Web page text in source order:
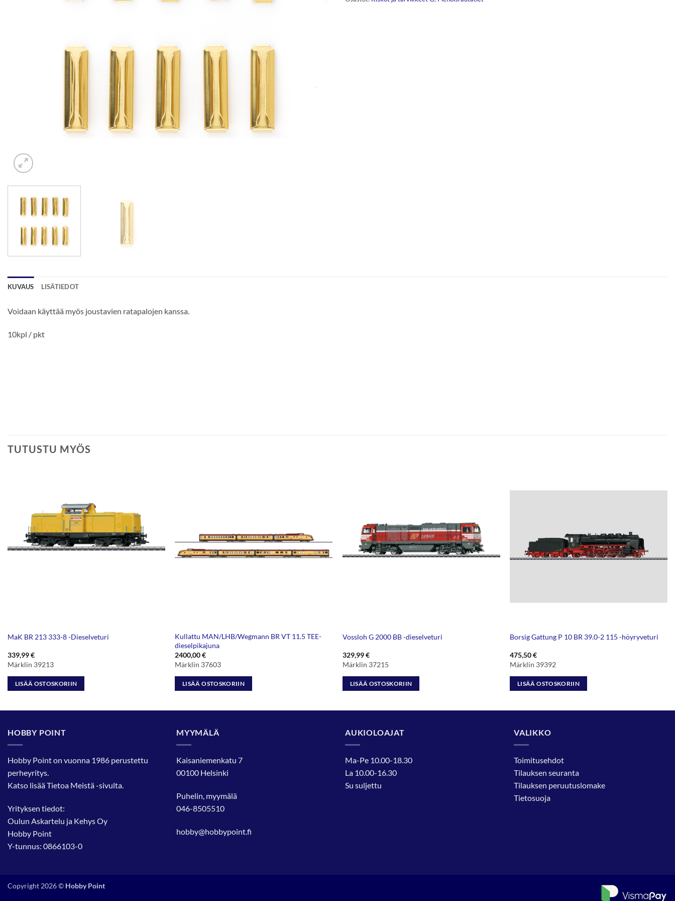
KUVAUS LISÄTIEDOT
Voidaan käyttää myös joustavien ratapalojen kanssa.
10kpl / pkt
TUTUSTU MYÖS
MaK BR 213 333-8 -Dieselveturi
339,99€
Märklin 39213
LISÄÄ OSTOSKORIIN
Kullattu MAN/LHB/Wegmann BR VT 11.5 TEE-
dieselpikajuna
2400,00€
Märklin 37603
LISÄÄ OSTOSKORIIN
Vossloh G 2000 BB -dieselveturi
329,99€
Märklin 37215
LISÄÄ OSTOSKORIIN
Borsig Gattung P 10 BR 39.0-2 115 -höyryveturi
475,50€
Märklin 39392
LISÄÄ OSTOSKORIIN
HOBBY POINT
Hobby Point on vuonna 1986 perustettu
perheyritys.
Katso lisääTietoa Meistä-sivulta.
Yrityksen tiedot:
Oulun Askartelu ja Kehys Oy
Hobby Point
Y-tunnus: 0866103-0
MYYMÄLÄ
Kaisaniemenkatu 7
00100 Helsinki
Puhelin, myymälä
046-8505510
hobby@hobbypoint.fi
AUKIOLOAJAT
Ma-Pe 10.00-18.30
La 10.00-16.30
Su suljettu
VALIKKO
Toimitusehdot
Tilauksen seuranta
Tilauksen peruutuslomake
Tietosuoja
Copyright 2026 © Hobby Point